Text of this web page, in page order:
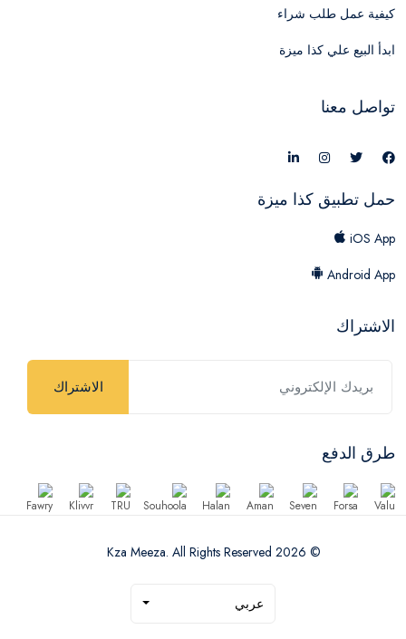
كيفية عمل طلب شراء
ابدأ البيع علي كذا ميزة
تواصل معنا
حمل تطبيق كذا ميزة
iOS App
Android App
الاشتراك
الاشتراك
طرق الدفع
© 2026 Kza Meeza. All Rights Reserved
عربي